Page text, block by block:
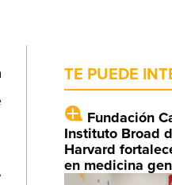
TE PUEDE
Fundación
Instituto Broad
Harvard
en medicina